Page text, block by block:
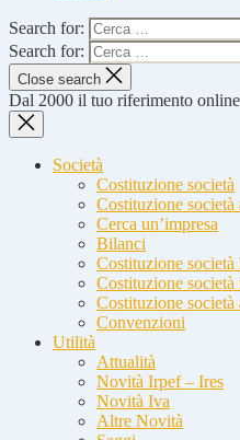
Search for:
Search for:
Close search
Dal 2000 il tuo riferimento online
Società
Costituzione società
Costituzione società
Cerca un’impresa
Bilanci
Costituzione
Costituzione società
Costituzione società
Convenzioni
Utilità
Attualità
Novità Irpef – Ires
Novità Iva
Altre Novità